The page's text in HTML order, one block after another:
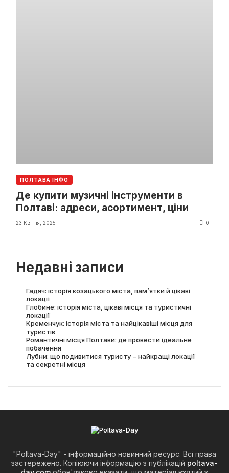
ПОЛТАВА ІНФО
Де купити музичні інструменти в
Полтаві: адреси, асортимент, ціни
23 Квітня, 2025 0
Недавні записи
Гадяч: історія козацького міста, пам’ятки й цікаві
локації
Глобине: історія міста, цікаві місця та туристичні
локації
Кременчук: історія міста та найцікавіші місця для
туристів
Романтичні місця Полтави: де провести ідеальне
побачення
Лубни: що подивитися туристу − найкращі локації
та секретні місця
"Poltava-Day" - інформаційно новинний ресурс. Всі права
застережено. Копіюючи інформацію з публікацій poltava-